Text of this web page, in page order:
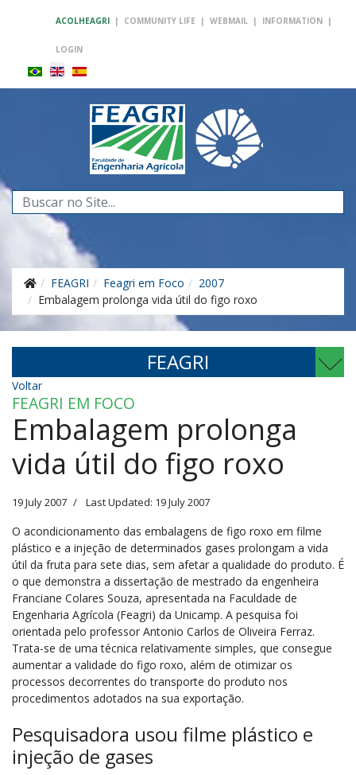
ACOLHEAGRI | COMMUNITY LIFE | WEBMAIL | INFORMATION |
LOGIN
Search
...
FEAGRI Feagri em Foco
2007
Embalagem prolonga vida útil do figo roxo
FEAGRI
Voltar
FEAGRI EM FOCO
Embalagem prolonga
vida útil do figo roxo
19 July 2007 Last Updated: 19 July 2007
O acondicionamento das embalagens de figo roxo em filme
plástico e a injeção de determinados gases prolongam a vida
útil da fruta para sete dias, sem afetar a qualidade do produto. É
o que demonstra a dissertação de mestrado da engenheira
Franciane Colares Souza, apresentada na Faculdade de
Engenharia Agrícola (Feagri) da Unicamp. A pesquisa foi
orientada pelo professor Antonio Carlos de Oliveira Ferraz.
Trata-se de uma técnica relativamente simples, que consegue
aumentar a validade do figo roxo, além de otimizar os
processos decorrentes do transporte do produto nos
procedimentos adotados na sua exportação.
Pesquisadora usou filme plástico e
injeção de gases